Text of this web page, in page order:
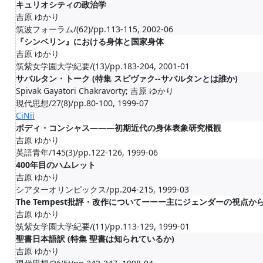
キュリオシティの政治学
吉原 ゆかり
筑波フォーラム/(62)/pp.113-115, 2002-06
『シンベリン』における身体と国家身体
吉原 ゆかり
筑紫女学園大学紀要/(13)/pp.183-204, 2001-01
サバルタン・トーク (特集 スピヴァク--サバルタンとは誰か)
Spivak Gayatori Chakravorty; 吉原 ゆかり
現代思想/27(8)/pp.80-100, 1999-07
CiNii
ボディ・コンシャス———初期近代の身体表象研究概観
吉原 ゆかり
英語青年/145(3)/pp.122-126, 1999-06
400年目のハムレット
吉原 ゆかり
シアターオリンピックス/pp.204-215, 1999-03
The Tempest批評・改作についてーーー主にジェンダーの視点か
吉原 ゆかり
筑紫女学園大学紀要/(11)/pp.113-129, 1999-01
聖書日本語訳 (特集 聖書は知られているか)
吉原 ゆかり